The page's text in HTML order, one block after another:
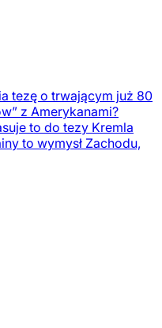
tezę o trwającym już 80
z Amerykanami?
to do tezy Kremla
to wymysł Zachodu,